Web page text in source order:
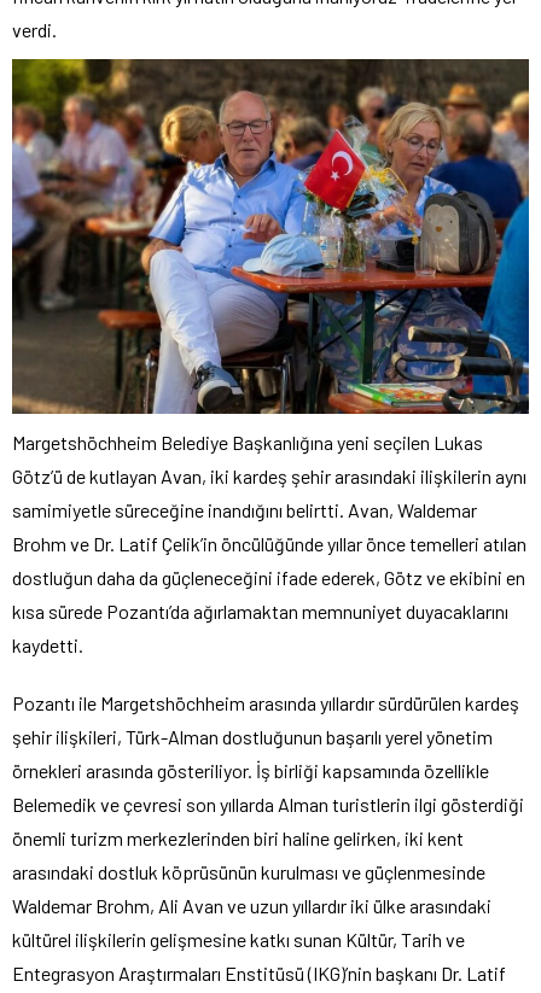
verdi.
Margetshöchheim Belediye Başkanlığına yeni seçilen Lukas
Götz’ü de kutlayan Avan, iki kardeş şehir arasındaki ilişkilerin aynı
samimiyetle süreceğine inandığını belirtti. Avan, Waldemar
Brohm ve Dr. Latif Çelik’in öncülüğünde yıllar önce temelleri atılan
dostluğun daha da güçleneceğini ifade ederek, Götz ve ekibini en
kısa sürede Pozantı’da ağırlamaktan memnuniyet duyacaklarını
kaydetti.
Pozantı ile Margetshöchheim arasında yıllardır sürdürülen kardeş
şehir ilişkileri, Türk-Alman dostluğunun başarılı yerel yönetim
örnekleri arasında gösteriliyor. İş birliği kapsamında özellikle
Belemedik ve çevresi son yıllarda Alman turistlerin ilgi gösterdiği
önemli turizm merkezlerinden biri haline gelirken, iki kent
arasındaki dostluk köprüsünün kurulması ve güçlenmesinde
Waldemar Brohm, Ali Avan ve uzun yıllardır iki ülke arasındaki
kültürel ilişkilerin gelişmesine katkı sunan Kültür, Tarih ve
Entegrasyon Araştırmaları Enstitüsü (IKG)’nin başkanı Dr. Latif